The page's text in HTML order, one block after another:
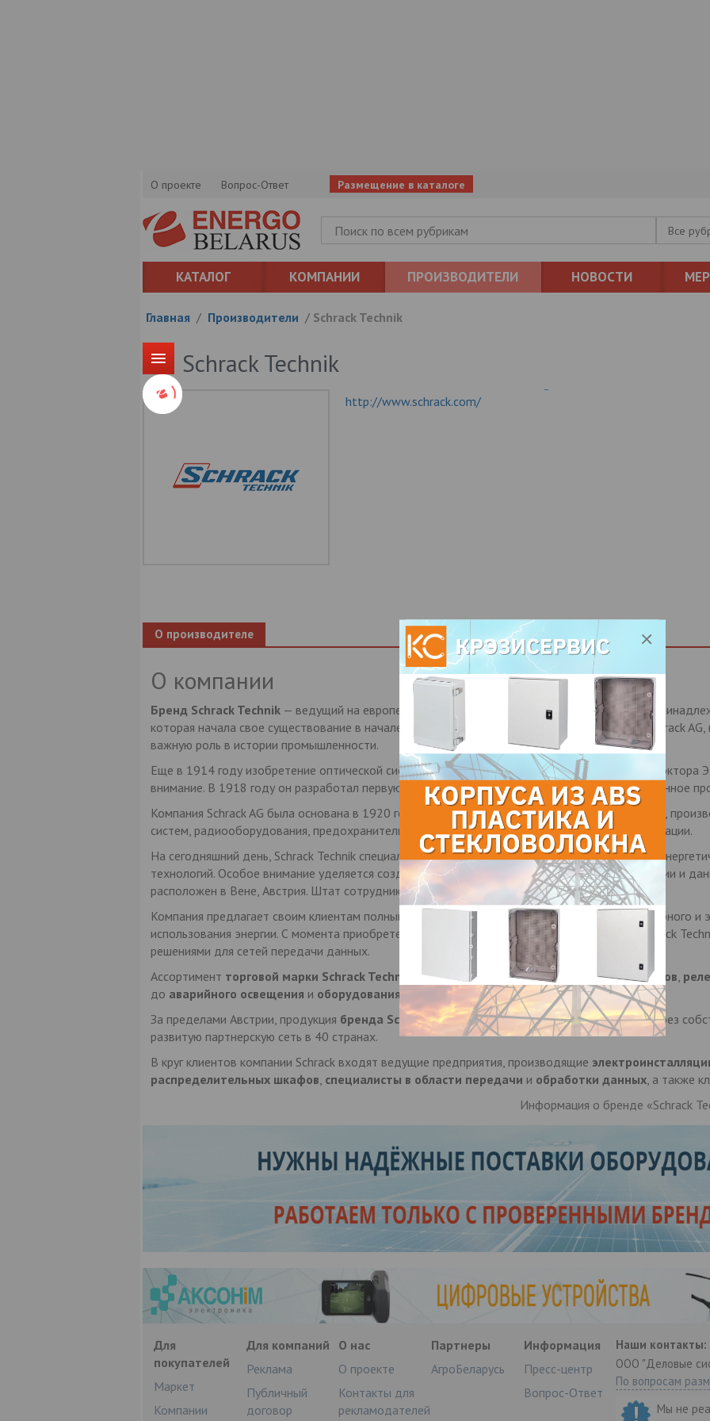
О проекте Вопрос-Ответ Размещение в каталоге
Все
КАТАЛОГ КОМПАНИИ ПРОИЗВОДИТЕЛИ НОВОСТИ
Главная / Производители / Schrack Technik
Schrack Technik
http://www.schrack.com/
О производителе
О компании
Бренд Schrack Technik— ведущий на европейском рынке электротехнических изделий.
которая начала свое существование в начале 1990-х годов. Она произошла от компании Schrack
важную роль в истории промышленности.
Еще в 1914 году изобретение оптической системы стереометрии для измерения площади доктора
внимание. В 1918 году он разработал первую австрийскую радиолампу и начал ее промышленное
Компания Schrack AG была основана в 1920 году. Прежде всего, она занималась разработкой,
систем, радиооборудования, предохранительных выключателей и систем пожарной сигнализации.
На сегодняшний день, Schrack Technik специализируется на продукции и решениях в области
технологий. Особое внимание уделяется созданию сетей, оптимизации и безопасности энергии и
расположен в Вене, Австрия. Штат сотрудников достигает более 600 человек.
Компания предлагает своим клиентам полный ассортимент продукции для безопасного, удобного и
использования энергии. С момента приобретения предприятия Highspeed Cabling, фирма Schrack
решениями для сетей передачи данных.
Ассортимент торговой марки Schrack Technik простирается от распределительных шкафов, реле
до аварийного освещения и оборудования для сетей передачи данных.
За пределами Австрии, продукция бренда Schrack Technikреализуется еще в 11 странах через
развитую партнерскую сеть в 40 странах.
В круг клиентов компании Schrack входят ведущие предприятия, производящие
распределительных шкафов, специалисты в области передачи и обработки данных, а также
Информация о бренде «Schrack
Для
покупателей
Маркет
Компании
Для компаний
Реклама
Публичный
договор
О нас
О проекте
Контакты для
рекламодателей
Партнеры
АгроБеларусь
Информация
Пресс-центр
Вопрос-Ответ
Наши контакты:
ООО "Деловые
По вопросам
Мы не